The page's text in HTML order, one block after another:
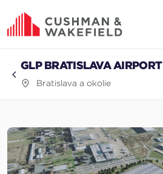
hlavný
obsah
GLP BRATISLAVA AIRPORT
Bratislava a okolie